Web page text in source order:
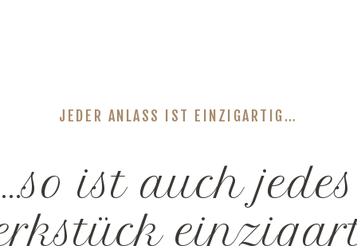
JEDER ANLASS IST EINZIGARTIG…
…so ist auch jedes